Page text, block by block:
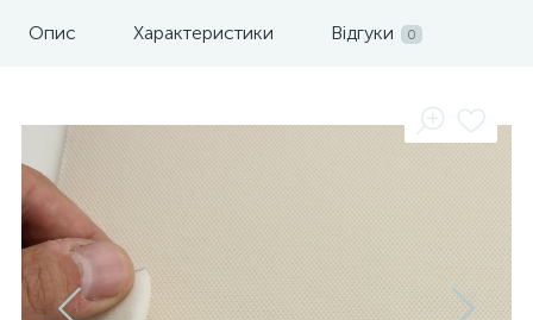
Опис Характеристики Відгуки 0